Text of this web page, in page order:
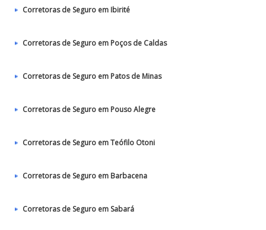
Corretoras de Seguro em Ibirité
Corretoras de Seguro em Poços de Caldas
Corretoras de Seguro em Patos de Minas
Corretoras de Seguro em Pouso Alegre
Corretoras de Seguro em Teófilo Otoni
Corretoras de Seguro em Barbacena
Corretoras de Seguro em Sabará